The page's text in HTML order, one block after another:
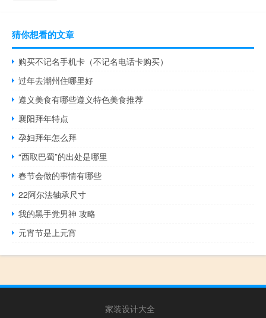
猜你想看的文章
购买不记名手机卡（不记名电话卡购买）
过年去潮州住哪里好
遵义美食有哪些遵义特色美食推荐
襄阳拜年特点
孕妇拜年怎么拜
“西取巴蜀”的出处是哪里
春节会做的事情有哪些
22阿尔法轴承尺寸
我的黑手党男神 攻略
元宵节是上元宵
家装设计大全